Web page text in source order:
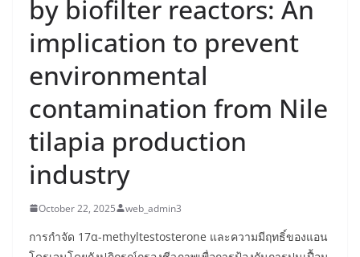
by biofilter reactors: An
implication to prevent
environmental
contamination from Nile
tilapia production
industry
October 22, 2025 web_admin3
การกำจัด 17α-methyltestosterone และความมีฤทธิ์ของแอน